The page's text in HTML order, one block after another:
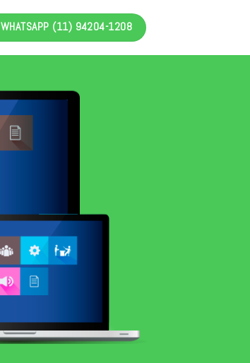
WHATSAPP (11) 94204-1208